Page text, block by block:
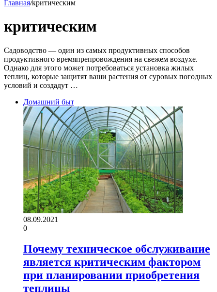
Главная/критическим
критическим
Садоводство — один из самых продуктивных способов
продуктивного времяпрепровождения на свежем воздухе.
Однако для этого может потребоваться установка жилых
теплиц, которые защитят ваши растения от суровых погодных
условий и создадут …
Домашний быт
08.09.2021
0
Почему техническое обслуживание
является критическим фактором
при планировании приобретения
теплицы